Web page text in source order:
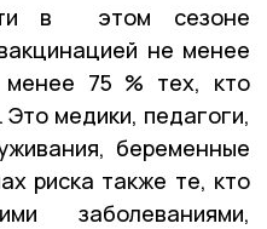
в этом сезоне
не менее
75 % тех, кто
Это медики, педагоги,
беременные
риска также те, кто
заболеваниями,